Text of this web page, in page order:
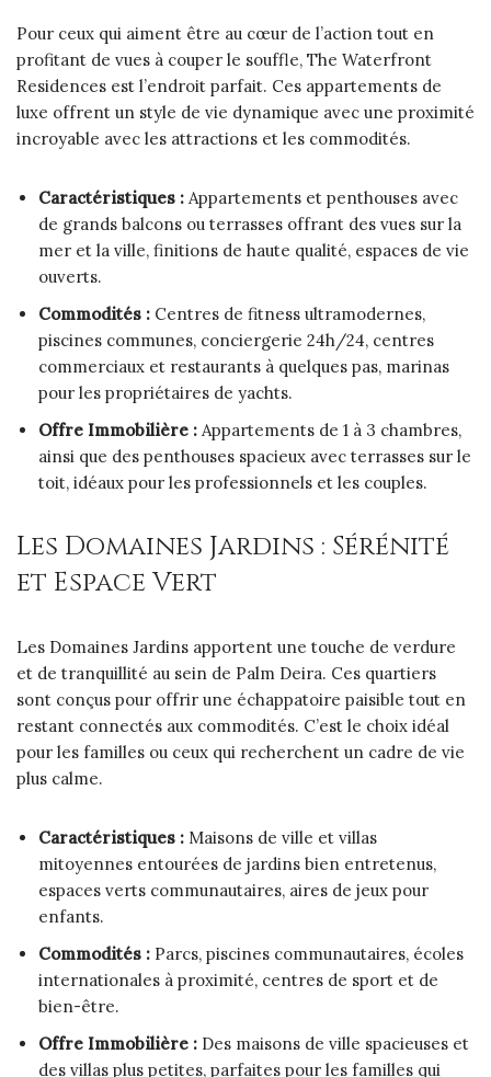
Pour ceux qui aiment être au cœur de l’action tout en
profitant de vues à couper le souffle, The Waterfront
Residences est l’endroit parfait. Ces appartements de
luxe offrent un style de vie dynamique avec une proximité
incroyable avec les attractions et les commodités.
Caractéristiques : Appartements et penthouses avec
de grands balcons ou terrasses offrant des vues sur la
mer et la ville, finitions de haute qualité, espaces de vie
ouverts.
Commodités : Centres de fitness ultramodernes,
piscines communes, conciergerie 24h/24, centres
commerciaux et restaurants à quelques pas, marinas
pour les propriétaires de yachts.
Offre Immobilière : Appartements de 1 à 3 chambres,
ainsi que des penthouses spacieux avec terrasses sur le
toit, idéaux pour les professionnels et les couples.
Les Domaines Jardins : Sérénité
et Espace Vert
Les Domaines Jardins apportent une touche de verdure
et de tranquillité au sein de Palm Deira. Ces quartiers
sont conçus pour offrir une échappatoire paisible tout en
restant connectés aux commodités. C’est le choix idéal
pour les familles ou ceux qui recherchent un cadre de vie
plus calme.
Caractéristiques : Maisons de ville et villas
mitoyennes entourées de jardins bien entretenus,
espaces verts communautaires, aires de jeux pour
enfants.
Commodités : Parcs, piscines communautaires, écoles
internationales à proximité, centres de sport et de
bien-être.
Offre Immobilière : Des maisons de ville spacieuses et
des villas plus petites, parfaites pour les familles qui